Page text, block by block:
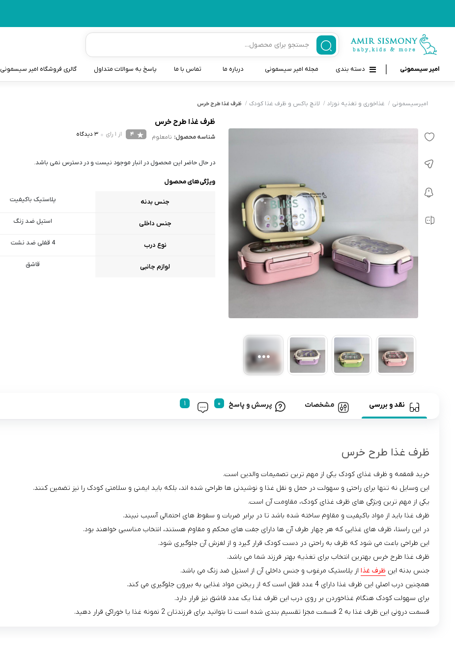
امیر سیسمونی دسته بندی
قاب و بندپستانک
مسواک و خمیر دندان کودک
تب سنج نوزاد و کودک
رابط و پد سینه
دستگاه بخور سرد کودک
مایع استریل
لوازم حمام نوزاد
لوازم اتاق نوزاد و کودک
اسباب بازی دخترانه و پسرانه
اسباب بازی نوزاد
لباس و اکسسوری
مجله امیر سیسمونی درباره ما تماس با ما پاسخ به سوالات متداول گالری فروشگاه امیر سیسمونی
امیرسیسمونی غذاخوری و تغذیه نوزاد لانچ باکس و ظرف غذا کودک ظرف غذا طرح خرس
ظرف غذا طرح خرس
شناسه محصول: نامعلوم 4 از 1 رای 3 دیدگاه
در حال حاضر این محصول در انبار موجود نیست و در دسترس نمی باشد.
ویژگی‌های محصول
جنس بدنه پلاستیک باکیفیت
جنس داخلی استیل ضد زنگ
نوع درب 4 قفلی ضد نشت
لوازم جانبی قاشق
نقد و بررسی مشخصات پرسش و پاسخ
ظرف غذا طرح خرس
خرید قمقمه و ظرف غذای کودک یکی از مهم ‌ترین تصمیمات والدین است.
این وسایل نه تنها برای راحتی و سهولت در حمل و نقل غذا و نوشیدنی‌ ها طراحی شده ‌اند، بلکه باید ایمنی و سلامتی کودک را نیز تضمین کنند.
یکی از مهم‌ ترین ویژگی‌ های ظرف غذای کودک، مقاومت آن است.
ظرف غذا باید از مواد باکیفیت و مقاوم ساخته شده باشد تا در برابر ضربات و سقوط‌ های احتمالی آسیب نبیند.
در این راستا، ظرف ‌های غذایی که هر چهار طرف آن‌ ها دارای جفت‌ های محکم و مقاوم هستند، انتخاب مناسبی خواهند بود.
این طراحی باعث می ‌شود که ظرف به راحتی در دست کودک قرار گیرد و از لغزش آن جلوگیری شود.
ظرف غذا طرح خرس بهترین انتخاب برای تغذیه بهتر فرزند شما می باشد.
جنس بدنه این ظرف غذا از پلاستیک مرغوب و جنس داخلی آن از استیل ضد زنگ می باشد.
همچنین درب اصلی این ظرف غذا دارای 4 عدد قفل است که از ریختن مواد غذایی به بیرون جلوگیری می کند.
برای سهولت کودک هنگام غذاخوردن بر روی درب این ظرف غذا یک عدد قاشق نیز قرار دارد.
قسمت درونی این ظرف غذا به 2 قسمت مجزا تقسیم بندی شده است تا بتوانید برای فرزندتان 2 نمونه غذا یا خوراکی قرار دهید.